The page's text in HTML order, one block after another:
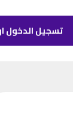
تسجيل الدخول